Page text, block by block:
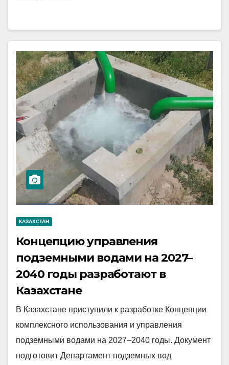
КАЗАХСТАН
Концепцию управления
подземными водами на 2027–
2040 годы разработают в
Казахстане
В Казахстане приступили к разработке Концепции
комплексного использования и управления
подземными водами на 2027–2040 годы. Документ
подготовит Департамент подземных вод